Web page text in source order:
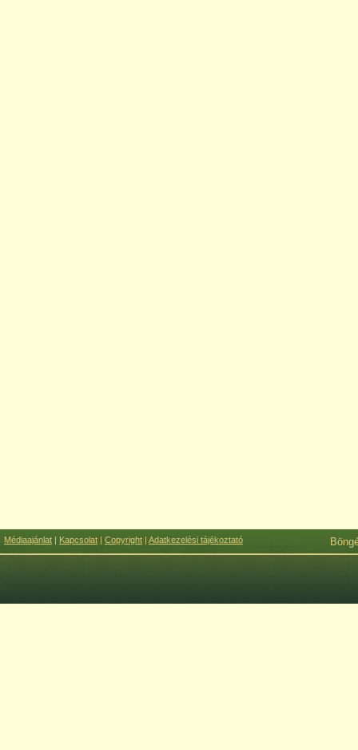
Médiaajánlat | Kapcsolat | Copyright | Adatkezelési tájékoztató